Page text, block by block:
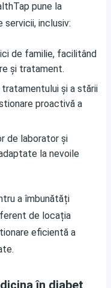
pune la
inclusiv:
de familie, facilitând
și tratament.
și a stării
proactivă a
de laborator și
la nevoile
a îmbunătăți
de locația
eficientă a
în diabet